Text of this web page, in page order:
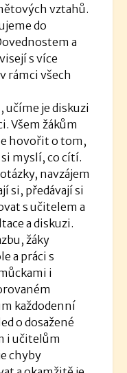
vztahů.
do
a
s více
rámci všech
učíme je diskuzi
Všem žákům
hovořit o tom,
myslí, co cítí.
navzájem
si, předávají si
s učitelem a
a diskuzi.
žáky
a práci s
i
každodenní
o dosažené
i učitelům
chyby